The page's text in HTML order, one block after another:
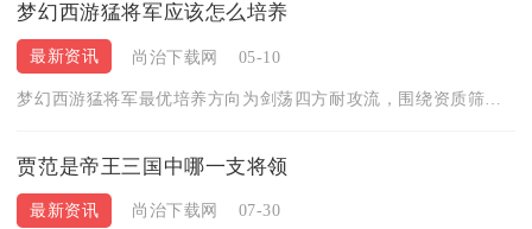
梦幻西游猛将军应该怎么培养
最新资讯 尚治下载网 05-10
贾范是帝王三国中哪一支将领
最新资讯 尚治下载网 07-30